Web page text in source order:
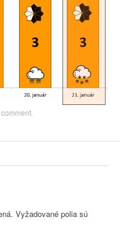
Vyžadované polia sú